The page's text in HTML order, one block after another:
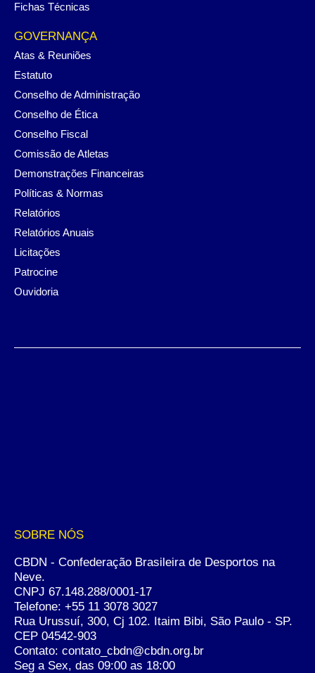
Fichas Técnicas
GOVERNANÇA
Atas & Reuniões
Estatuto
Conselho de Administração
Conselho de Ética
Conselho Fiscal
Comissão de Atletas
Demonstrações Financeiras
Políticas & Normas
Relatórios
Relatórios Anuais
Licitações
Patrocine
Ouvidoria
SOBRE NÓS
CBDN - Confederação Brasileira de Desportos na
Neve.
CNPJ 67.148.288/0001-17
Telefone: +55 11 3078 3027
Rua Urussuí, 300, Cj 102. Itaim Bibi, São Paulo - SP.
CEP 04542-903
Contato: contato_cbdn@cbdn.org.br
Seg a Sex, das 09:00 as 18:00